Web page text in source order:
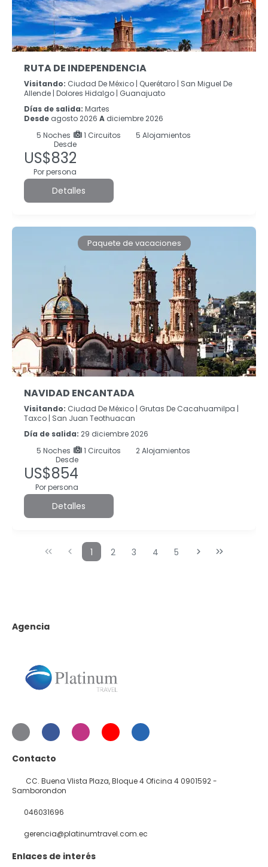
RUTA DE INDEPENDENCIA
Visitando: Ciudad De México | Querétaro | San Miguel De
Allende | Dolores Hidalgo | Guanajuato
Días de salida: Martes
Desde agosto 2026 A diciembre 2026
5 Noches 1 Circuitos
5 Alojamientos
Desde
US$832
Por persona
Detalles
Paquete de vacaciones
NAVIDAD ENCANTADA
Visitando: Ciudad De México | Grutas De Cacahuamilpa |
Taxco | San Juan Teothuacan
Día de salida: 29 diciembre 2026
5 Noches 1 Circuitos
2 Alojamientos
Desde
US$854
Por persona
Detalles
1 2 3 4 5
Agencia
Contacto
CC. Buena VIista Plaza, Bloque 4 Oficina 4 0901592 -
Samborondon
046031696
gerencia@platinumtravel.com.ec
Enlaces de interés